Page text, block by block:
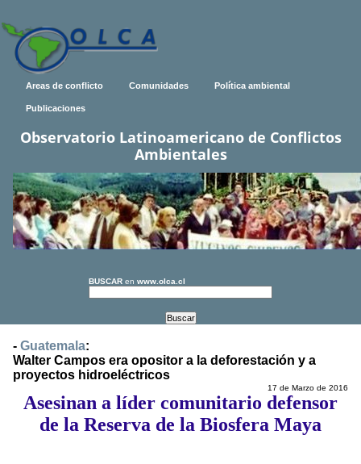
Areas de conflicto Comunidades Política ambiental
Publicaciones
Observatorio Latinoamericano de Conflictos
Ambientales
BUSCAR en www.olca.cl
- Guatemala:
Walter Campos era opositor a la deforestación y a
proyectos hidroeléctricos
17 de Marzo de 2016
Asesinan a líder comunitario defensor
de la Reserva de la Biosfera Maya